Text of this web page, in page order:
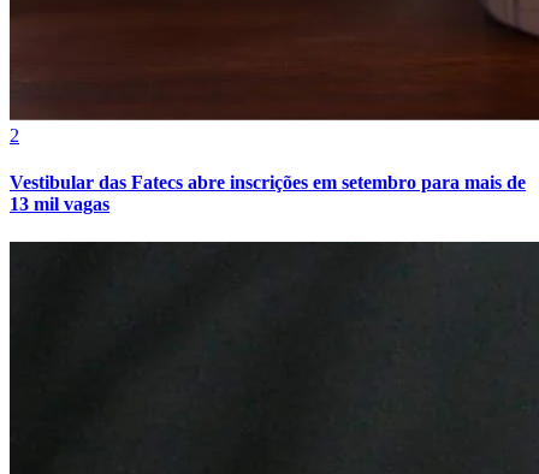
2
Vestibular das Fatecs abre inscrições em setembro para mais de
13 mil vagas